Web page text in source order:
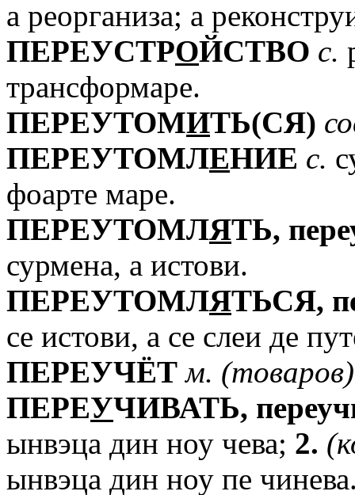
а реорганиза; а
ПЕРЕУСТРОЙСТВО с.
трансформаре.
ПЕРЕУТОМИТЬ(СЯ)
ПЕРЕУТОМЛЕНИЕ с.
фоарте маре.
ПЕРЕУТОМЛЯТЬ,
сурмена, а истови.
ПЕРЕУТОМЛЯТЬСЯ,
се истови, а се слеи де
ПЕРЕУЧЁТ м. (товаров)
ПЕРЕУЧИВАТЬ,
ынвэца дин ноу чева; 2.
ынвэца дин ноу пе